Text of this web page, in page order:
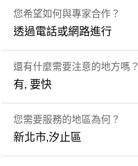
您希望如何與專家合作？
透過電話或網路進行
還有什麼需要注意的地方嗎？
有, 要快
您需要服務的地區為何？
新北市,汐止區